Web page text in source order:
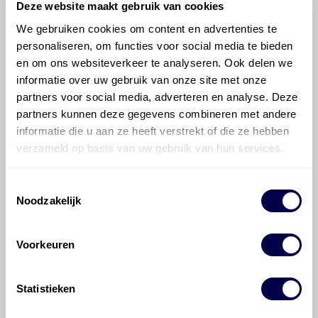
Deze website maakt gebruik van cookies
We gebruiken cookies om content en advertenties te
personaliseren, om functies voor social media te bieden
en om ons websiteverkeer te analyseren. Ook delen we
informatie over uw gebruik van onze site met onze
partners voor social media, adverteren en analyse. Deze
partners kunnen deze gegevens combineren met andere
informatie die u aan ze heeft verstrekt of die ze hebben
verzameld op basis van uw gebruik van hun services.
Noodzakelijk
Voorkeuren
Statistieken
Olyslager
Alle rechten voorbehouden. Deze
informatie mag noch geheel noch gedeeltelijk worden
gereproduceerd, opgeslagen in een database of op
andere manieren worden overgedragen zonder
voorafgaande schriftelijke toestemming van Olyslager
Organisation B.V. Hoewel alles in het werk is gesteld
om ervoor te zorgen dat deze gegevens zo accuraat
en compleet mogelijk zijn, wordt geen
veroorzaakt door fouten of omissies in de verstrekte
informatie. Door deze olieaanbevelingsinformatie te
hij/zij de ervaring, de kennis en het vermogen heeft
om de vereiste onderhoudswerkzaamheden op een
veilige en verantwoorde manier uit te voeren. Hij/zij
vrijwaart en indemniseert de uitgever en
Den Hartog